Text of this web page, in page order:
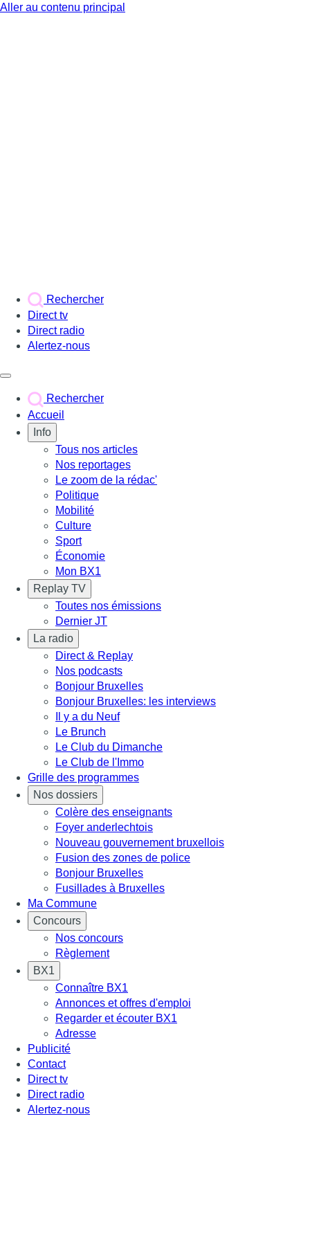
Aller au contenu principal
Rechercher
Direct tv
Direct radio
Alertez-nous
Rechercher
Accueil
Info
Tous nos articles
Nos reportages
Le zoom de la rédac'
Politique
Mobilité
Culture
Sport
Économie
Mon BX1
Replay TV
Toutes nos émissions
Dernier JT
La radio
Direct & Replay
Nos podcasts
Bonjour Bruxelles
Bonjour Bruxelles: les interviews
Il y a du Neuf
Le Brunch
Le Club du Dimanche
Le Club de l'Immo
Grille des programmes
Nos dossiers
Colère des enseignants
Foyer anderlechtois
Nouveau gouvernement bruxellois
Fusion des zones de police
Bonjour Bruxelles
Fusillades à Bruxelles
Ma Commune
Concours
Nos concours
Règlement
BX1
Connaître BX1
Annonces et offres d'emploi
Regarder et écouter BX1
Adresse
Publicité
Contact
Direct tv
Direct radio
Alertez-nous